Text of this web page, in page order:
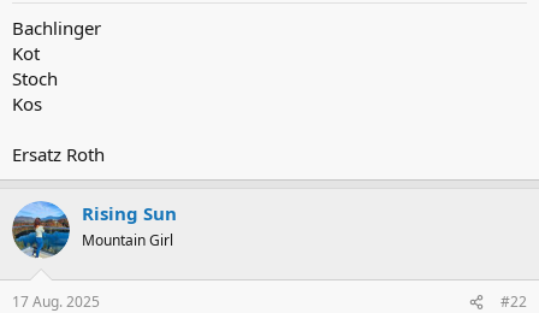
Bachlinger
Kot
Stoch
Kos
Ersatz Roth
Rising Sun
Mountain Girl
17 Aug. 2025 #22